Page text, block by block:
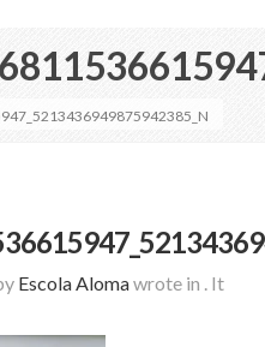
Escola Alomawrote in . It